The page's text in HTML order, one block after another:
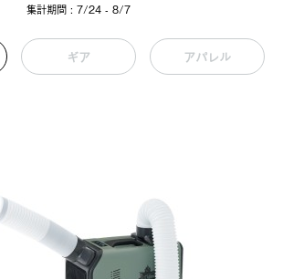
集計期間 : 7/24 - 8/7
ギア アパレル